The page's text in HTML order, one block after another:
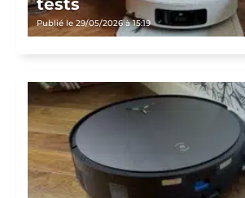
Publié le 29/05/2026 à 15:19